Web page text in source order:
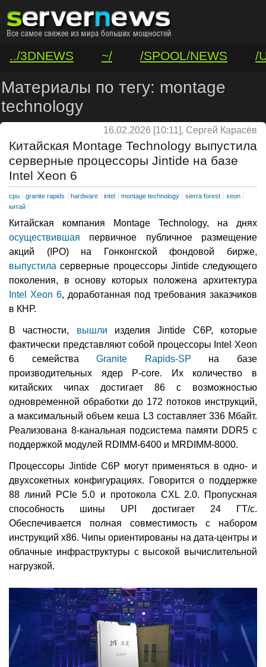
../3DNEWS ~/ /SPOOL/NEWS
/
/VAR/CONTACT
Материалы по тегу: montage
technology
16.02.2026 [10:11], Сергей Карасёв
Китайская Montage Technology выпустила
серверные процессоры Jintide на базе
Intel Xeon 6
cpu granite rapids hardware intel montage technology sierra forest
xeon
китай
Китайская компания Montage Technology, на днях
осуществившая первичное публичное размещение
акций (IPO) на Гонконгской фондовой бирже,
выпустила серверные процессоры Jintide следующего
поколения, в основу которых положена архитектура
Intel Xeon 6, доработанная под требования заказчиков
в КНР.
В частности, вышли изделия Jintide C6P, которые
фактически представляют собой процессоры Intel Xeon
6 семействаGranite Rapids-SP на базе
производительных ядер P-core. Их количество в
китайских чипах достигает 86 с возможностью
одновременной обработки до 172 потоков инструкций,
а максимальный объем кеша L3 составляет 336 Мбайт.
Реализована 8-канальная подсистема памяти DDR5 с
поддержкой модулей RDIMM-6400 и MRDIMM-8000.
Процессоры Jintide C6P могут применяться в одно- и
двухсокетных конфигурациях. Говорится о поддержке
88 линий PCIe 5.0 и протокола CXL 2.0. Пропускная
способность шины UPI достигает 24 ГТ/с.
Обеспечивается полная совместимость с набором
инструкций x86. Чипы ориентированы на дата-центры и
облачные инфраструктуры с высокой вычислительной
нагрузкой.